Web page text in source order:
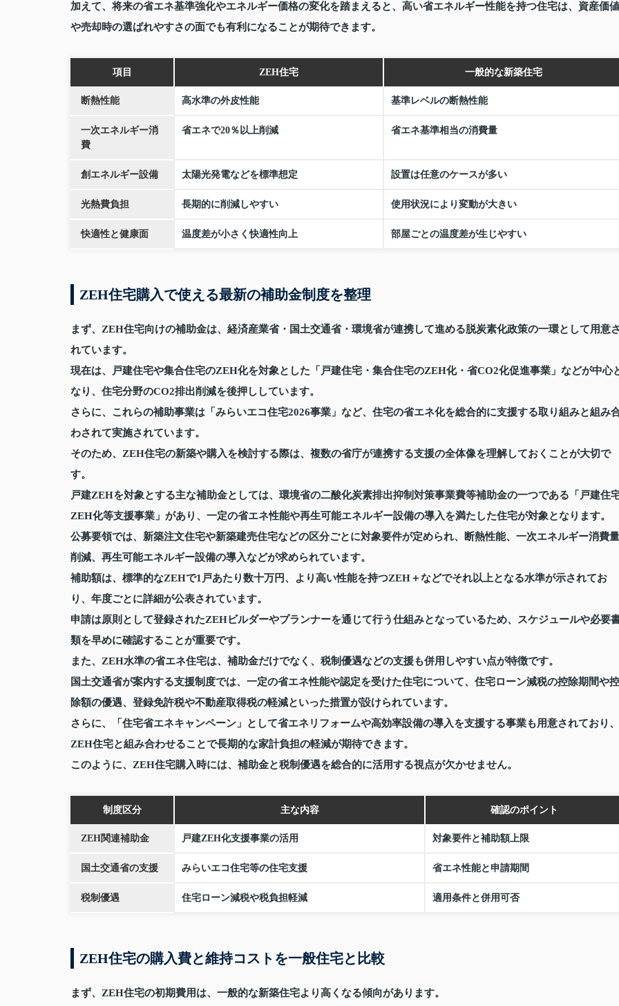
加えて、将来の省エネ基準強化やエネルギー価格の変化を踏まえると、高い省エネルギー性能を持つ住宅は、資産価値
や売却時の選ばれやすさの面でも有利になることが期待できます。
項目 ZEH住宅 一般的な新築住宅
断熱性能 高水準の外皮性能 基準レベルの断熱性能
一次エネルギー消
費
省エネで20％以上削減 省エネ基準相当の消費量
創エネルギー設備 太陽光発電などを標準想定 設置は任意のケースが多い
光熱費負担 長期的に削減しやすい 使用状況により変動が大きい
快適性と健康面 温度差が小さく快適性向上 部屋ごとの温度差が生じやすい
ZEH住宅購入で使える最新の補助金制度を整理
まず、ZEH住宅向けの補助金は、経済産業省・国土交通省・環境省が連携して進める脱炭素化政策の一環として用意
れています。
現在は、戸建住宅や集合住宅のZEH化を対象とした「戸建住宅・集合住宅のZEH化・省CO2化促進事業」などが中心
なり、住宅分野のCO2排出削減を後押ししています。
さらに、これらの補助事業は「みらいエコ住宅2026事業」など、住宅の省エネ化を総合的に支援する取り組みと組み
わされて実施されています。
そのため、ZEH住宅の新築や購入を検討する際は、複数の省庁が連携する支援の全体像を理解しておくことが大切で
す。
戸建ZEHを対象とする主な補助金としては、環境省の二酸化炭素排出抑制対策事業費等補助金の一つである「戸建住
ZEH化等支援事業」があり、一定の省エネ性能や再生可能エネルギー設備の導入を満たした住宅が対象となります。
公募要領では、新築注文住宅や新築建売住宅などの区分ごとに対象要件が定められ、断熱性能、一次エネルギー消費量
削減、再生可能エネルギー設備の導入などが求められています。
補助額は、標準的なZEHで1戸あたり数十万円、より高い性能を持つZEH＋などでそれ以上となる水準が示されてお
り、年度ごとに詳細が公表されています。
申請は原則として登録されたZEHビルダーやプランナーを通じて行う仕組みとなっているため、スケジュールや必要
類を早めに確認することが重要です。
また、ZEH水準の省エネ住宅は、補助金だけでなく、税制優遇などの支援も併用しやすい点が特徴です。
国土交通省が案内する支援制度では、一定の省エネ性能や認定を受けた住宅について、住宅ローン減税の控除期間や控
除額の優遇、登録免許税や不動産取得税の軽減といった措置が設けられています。
さらに、「住宅省エネキャンペーン」として省エネリフォームや高効率設備の導入を支援する事業も用意されており、
ZEH住宅と組み合わせることで長期的な家計負担の軽減が期待できます。
このように、ZEH住宅購入時には、補助金と税制優遇を総合的に活用する視点が欠かせません。
制度区分 主な内容 確認のポイント
ZEH関連補助金 戸建ZEH化支援事業の活用 対象要件と補助額上限
国土交通省の支援 みらいエコ住宅等の住宅支援 省エネ性能と申請期間
税制優遇 住宅ローン減税や税負担軽減 適用条件と併用可否
ZEH住宅の購入費と維持コストを一般住宅と比較
まず、ZEH住宅の初期費用は、一般的な新築住宅より高くなる傾向があります。